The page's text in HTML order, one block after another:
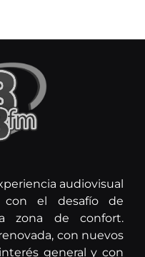
audiovisual
el desafío de
zona de confort.
con nuevos
general y con